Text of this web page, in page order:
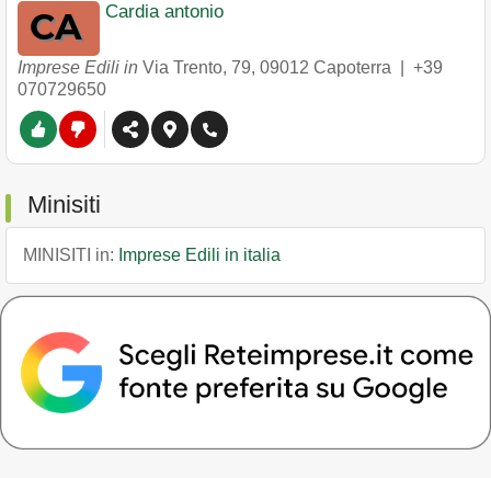
Cardia antonio
Imprese Edili in Via Trento, 79, 09012 Capoterra
+39
070729650
Minisiti
MINISITI in: Imprese Edili in italia